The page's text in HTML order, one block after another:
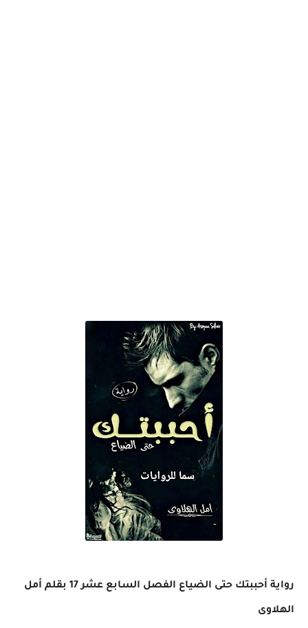
رواية أحببتك حتى الضياع الفصل السابع عشر 17 بقلم أمل
الهلاوى